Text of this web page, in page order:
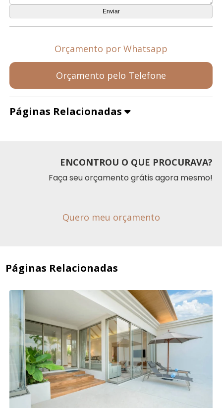
Orçamento por Whatsapp
Orçamento pelo Telefone
Páginas Relacionadas
ENCONTROU O QUE PROCURAVA?
Faça seu orçamento grátis agora mesmo!
Quero meu orçamento
Páginas Relacionadas